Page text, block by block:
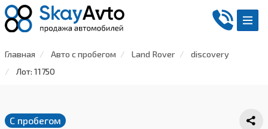
Главная Авто с пробегом Land Rover
discovery
Лот: 11750
С пробегом